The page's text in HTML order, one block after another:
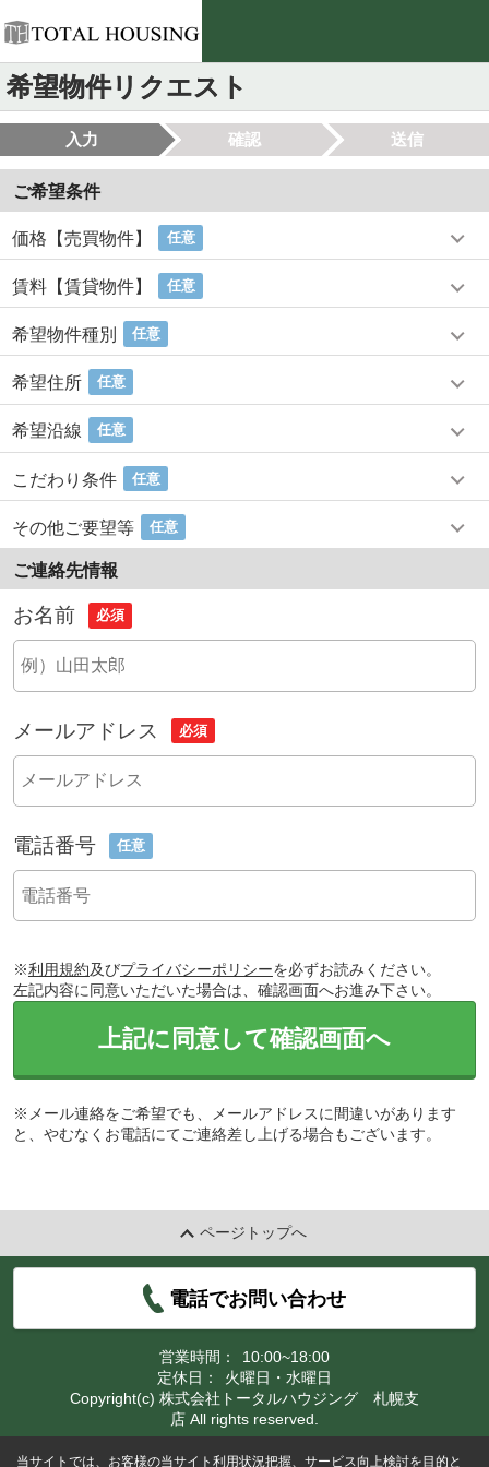
希望物件リクエスト
入力 確認 送信
ご希望条件
価格【売買物件】 任意
賃料【賃貸物件】 任意
希望物件種別 任意
希望住所 任意
希望沿線 任意
こだわり条件 任意
その他ご要望等 任意
ご連絡先情報
お名前 必須
メールアドレス 必須
電話番号 任意
※利用規約及びプライバシーポリシーを必ずお読みください。
左記内容に同意いただいた場合は、確認画面へお進み下さい。
上記に同意して確認画面へ
※メール連絡をご希望でも、メールアドレスに間違いがあります
と、やむなくお電話にてご連絡差し上げる場合もございます。
ページトップへ
電話でお問い合わせ
営業時間：
10:00~18:00
定休日：
火曜日・水曜日
Copyright(c) 株式会社トータルハウジング 札幌支
店 All rights reserved.
当サイトでは、お客様の当サイト利用状況把握、サービス向上検討を目的と